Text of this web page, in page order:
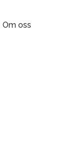
Om oss